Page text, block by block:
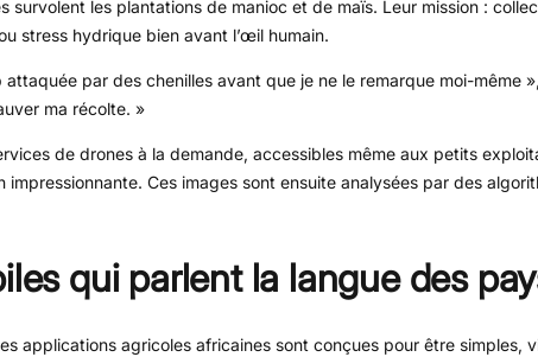
survolent les plantations de manioc et de maïs. Leur mission :
stress hydrique bien avant l’œil humain.
par des chenilles avant que je ne le remarque moi-même
ma récolte. »
de drones à la demande, accessibles même aux petits
Ces images sont ensuite analysées par des
qui parlent la langue des
applications agricoles africaines sont conçues pour être simples,